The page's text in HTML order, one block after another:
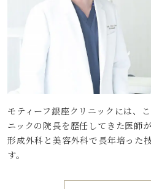
モティーフ銀座クリニックには、
ニックの院長を歴任してきた医師
形成外科と美容外科で長年培った
す。